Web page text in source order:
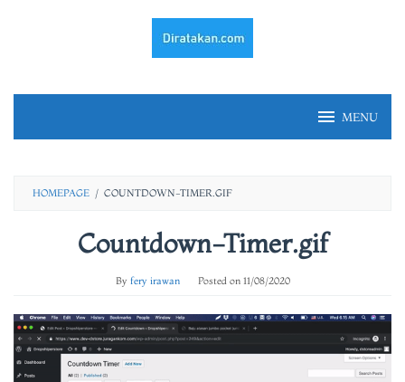
MENU
HOMEPAGE / COUNTDOWN-TIMER.GIF
Countdown-Timer.gif
By fery irawan Posted on 11/08/2020